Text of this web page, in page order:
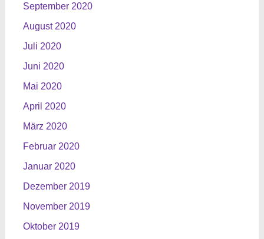
September 2020
August 2020
Juli 2020
Juni 2020
Mai 2020
April 2020
März 2020
Februar 2020
Januar 2020
Dezember 2019
November 2019
Oktober 2019